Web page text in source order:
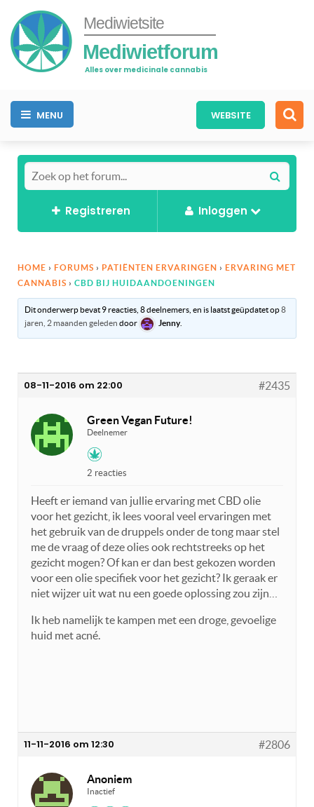
Mediwietsite
Mediwietforum
Alles over medicinale cannabis
MENU WEBSITE
Registreren Inloggen
HOME › FORUMS › PATIËNTEN ERVARINGEN › ERVARING MET
CANNABIS › CBD BIJ HUIDAANDOENINGEN
Dit onderwerp bevat 9 reacties, 8 deelnemers, en is laatst geüpdatet op8
jaren, 2 maanden geleden door Jenny.
08-11-2016 om 22:00 #2435
Green Vegan Future!
Deelnemer
2 reacties
Heeft er iemand van jullie ervaring met CBD olie
voor het gezicht, ik lees vooral veel ervaringen met
het gebruik van de druppels onder de tong maar stel
me de vraag of deze olies ook rechtstreeks op het
gezicht mogen? Of kan er dan best gekozen worden
voor een olie specifiek voor het gezicht? Ik geraak er
niet wijzer uit wat nu een goede oplossing zou zijn…
Ik heb namelijk te kampen met een droge, gevoelige
huid met acné.
11-11-2016 om 12:30 #2806
Anoniem
Inactief